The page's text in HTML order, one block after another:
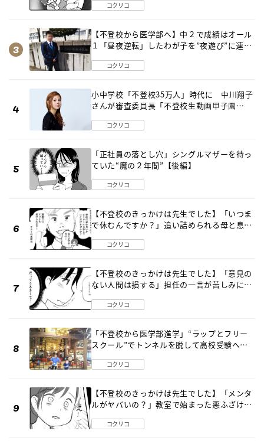
コクリコ
【不登校から医学部へ】中２で成績はオール
１「昼夜逆転」したわが子を”夜遊び”に連れ
コクリコ
小中学校「不登校35万人」時代に 中川翔子
さんが審査委員長「不登校生動画甲子園
コクリコ
「正社員の落とし穴」シングルマザーを待っ
ていた“魔の２年間”【後編】
コクリコ
【不登校のきっかけは先生でした】「いつま
で休むんですか？」追い詰められる母と息子
コクリコ
【不登校のきっかけは先生でした】「意見の
ない人間は損する」担任の一言が苦しみに…
コクリコ
「不登校から医学部進学」“ラップとフリー
スクール”でトンネルを脱して高校受験へ
コクリコ
【不登校のきっかけは先生でした】「メンタ
ルがヤバいの？」教室で始まった悪ふざけ
コクリコ